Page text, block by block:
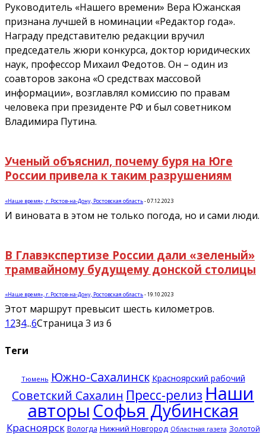
Руководитель «Нашего времени» Вера Южанская
признана лучшей в номинации «Редактор года».
Награду представителю редакции вручил
председатель жюри конкурса, доктор юридических
наук, профессор Михаил Федотов. Он – один из
соавторов закона «О средствах массовой
информации», возглавлял комиссию по правам
человека при президенте РФ и был советником
Владимира Путина.
Ученый объяснил, почему буря на Юге
России привела к таким разрушениям
«Наше время», г. Ростов-на-Дону, Ростовская область-07.12.2023
И виновата в этом не только погода, но и сами люди.
В Главэкспертизе России дали «зеленый»
трамвайному будущему донской столицы
«Наше время», г. Ростов-на-Дону, Ростовская область-19.10.2023
Этот маршрут превысит шесть километров.
1234...6Страница 3 из 6
Теги
Тюмень Южно-Сахалинск Красноярский рабочий
Советский Сахалин Пресс-релиз Наши
авторы Софья Дубинская
Красноярск Вологда Нижний Новгород Областная газета Золотой